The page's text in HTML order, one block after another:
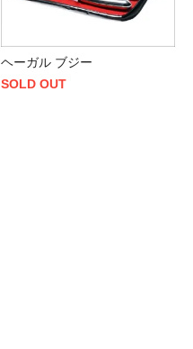
ヘーガル ブジー
SOLD OUT